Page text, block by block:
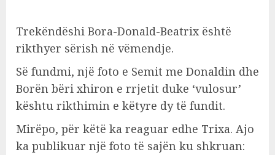
Trekëndëshi Bora-Donald-Beatrix është
rikthyer sërish në vëmendje.
Së fundmi, një foto e Semit me Donaldin dhe
Borën bëri xhiron e rrjetit duke ‘vulosur’
kështu rikthimin e këtyre dy të fundit.
Mirëpo, për këtë ka reaguar edhe Trixa. Ajo
ka publikuar një foto të sajën ku shkruan: